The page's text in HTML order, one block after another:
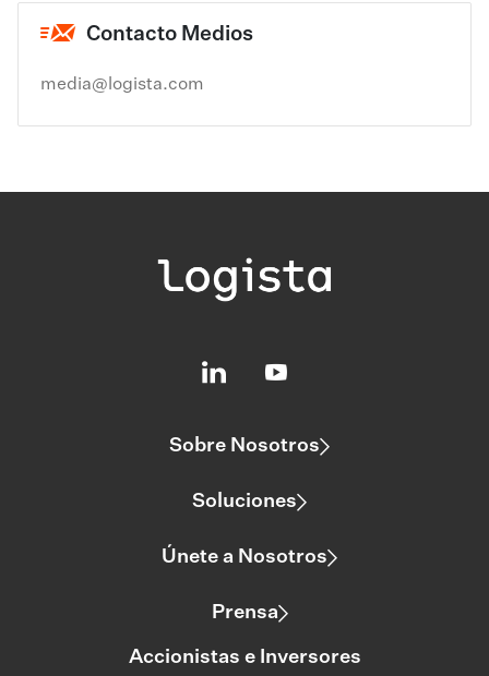
Contacto Medios
media@logista.com
Sobre Nosotros
Soluciones
Únete a Nosotros
Prensa
Accionistas e Inversores